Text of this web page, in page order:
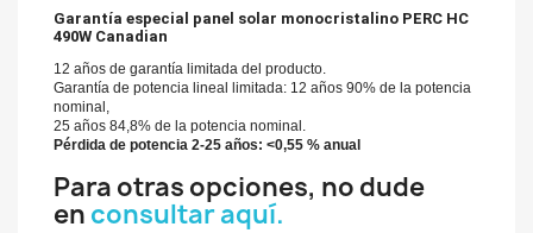
Garantía especial panel solar monocristalino PERC HC
490W Canadian
12 años de garantía limitada del producto.
Garantía de potencia lineal limitada: 12 años 90% de la potencia
nominal,
25 años 84,8% de la potencia nominal.
Pérdida de potencia 2-25 años: <0,55 % anual
Para otras opciones, no dude
en consultar aquí.